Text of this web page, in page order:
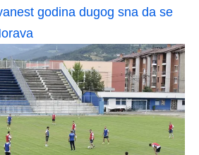
godina dugog sna da se